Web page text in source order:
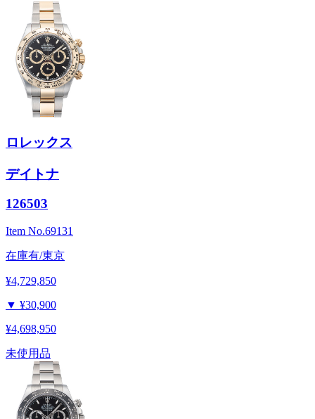
ロレックス
デイトナ
126503
Item No.69131
在庫有/東京
¥4,729,850
▼ ¥30,900
¥4,698,950
未使用品